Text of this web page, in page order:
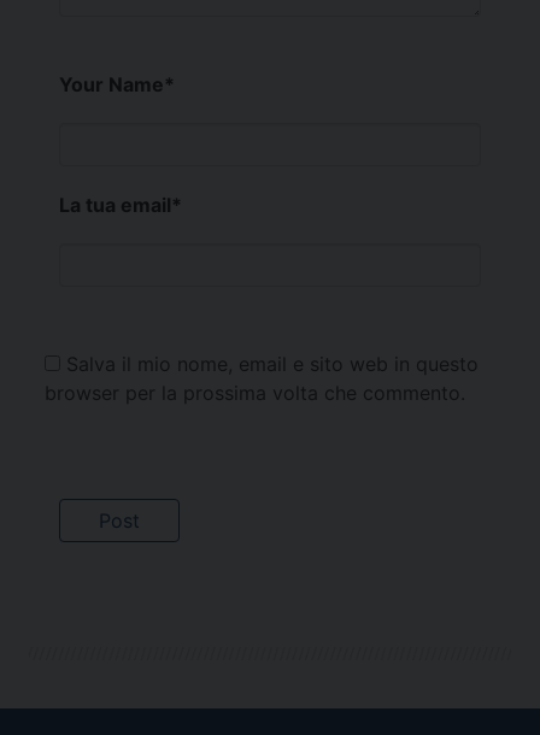
Your Name*
La tua email*
Salva il mio nome, email e sito web in questo
browser per la prossima volta che commento.